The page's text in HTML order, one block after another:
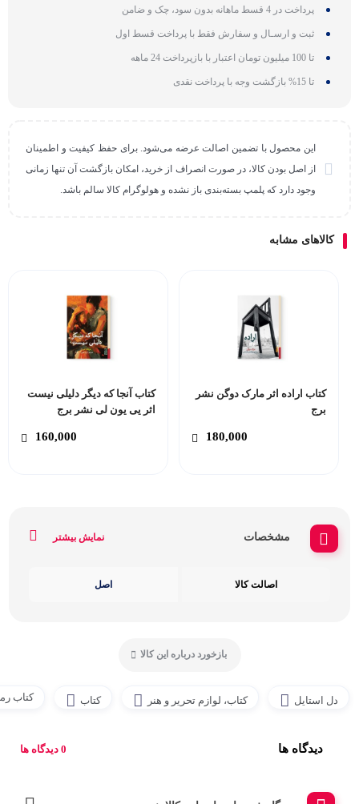
پرداخت در 4 قسط ماهانه بدون سود، چک و ضامن
ثبت و ارسـال و سفارش فقط با پرداخت قسط اول
تا 100 میلیون تومان اعتبار با بازپرداخت 24 ماهه
تا 15% بازگشت وجه با پرداخت نقدی
این محصول با تضمین اصالت عرضه می‌شود. برای حفظ کیفیت و اطمینان
از اصل بودن کالا، در صورت انصراف از خرید، امکان بازگشت آن تنها زمانی
وجود دارد که پلمپ بسته‌بندی باز نشده و هولوگرام کالا سالم باشد.
کالاهای مشابه
کتاب اراده اثر مارک دوگن نشر
برج
180,000
کتاب آنجا که دیگر دلیلی نیست
اثر یی یون لی نشر برج
160,000
مشخصات نمایش بیشتر
اصالت کالا اصل
بازخورد درباره این کالا
دل استایل کتاب، لوازم تحریر و هنر کتاب کتاب
دیدگاه ها 0 دیدگاه ها